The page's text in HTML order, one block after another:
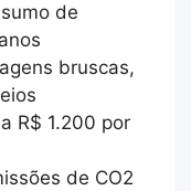
de
bruscas,
R$ 1.200 por
de CO2